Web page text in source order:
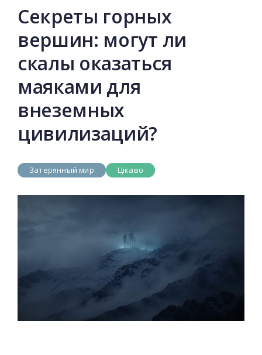
Секреты горных
вершин: могут ли
скалы оказаться
маяками для
внеземных
цивилизаций?
Затерянный мир Цікаво